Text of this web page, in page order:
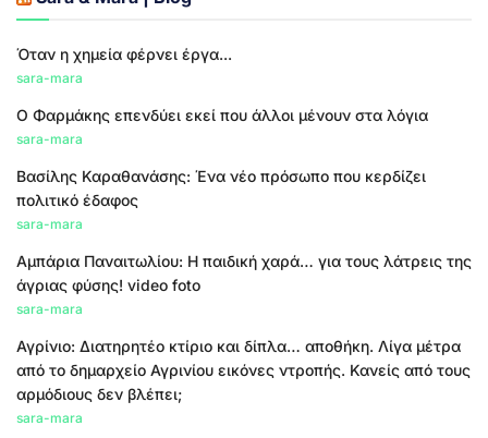
Όταν η χημεία φέρνει έργα...
sara-mara
Ο Φαρμάκης επενδύει εκεί που άλλοι μένουν στα λόγια
sara-mara
Βασίλης Καραθανάσης: Ένα νέο πρόσωπο που κερδίζει
πολιτικό έδαφος
sara-mara
Αμπάρια Παναιτωλίου: Η παιδική χαρά… για τους λάτρεις της
άγριας φύσης! video foto
sara-mara
Αγρίνιο: Διατηρητέο κτίριο και δίπλα… αποθήκη. Λίγα μέτρα
από το δημαρχείο Αγρινίου εικόνες ντροπής. Κανείς από τους
αρμόδιους δεν βλέπει;
sara-mara